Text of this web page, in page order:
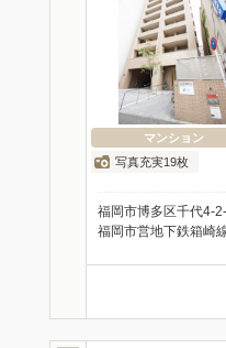
マンション
写真充実19枚
福岡市博多区千代4-
福岡市営地下鉄箱崎